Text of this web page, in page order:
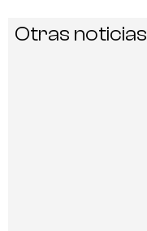
Otras noticias